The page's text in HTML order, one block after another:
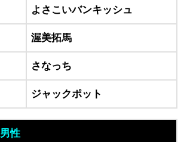
よさこいバンキッシュ
渥美拓馬
さなっち
ジャックポット
男性